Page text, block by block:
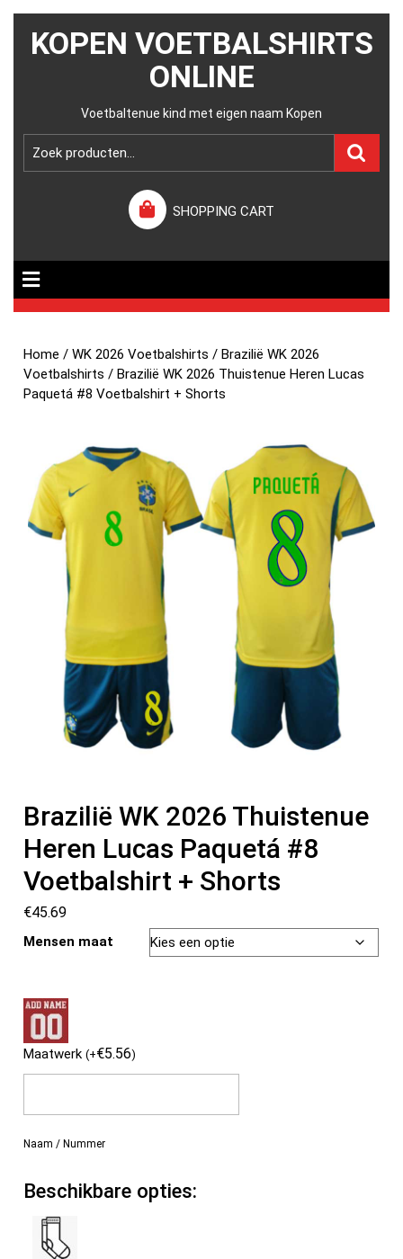
KOPEN VOETBALSHIRTS
ONLINE
Voetbaltenue kind met eigen naam Kopen
SHOPPING CART
Home /WK 2026 Voetbalshirts /Brazilië WK 2026
Voetbalshirts / Brazilië WK 2026 Thuistenue Heren Lucas
Paquetá #8 Voetbalshirt + Shorts
Brazilië WK 2026 Thuistenue
Heren Lucas Paquetá #8
Voetbalshirt + Shorts
€45.69
Mensen maat
Maatwerk(+€5.56)
Naam / Nummer
Beschikbare opties: